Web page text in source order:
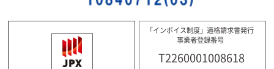
「インボイス制度」適格請求書発行
事業者登録番号
T2260001008618